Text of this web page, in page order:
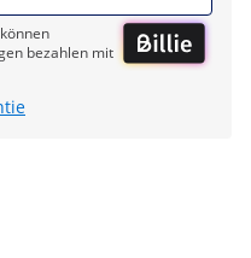
bezahlen mit